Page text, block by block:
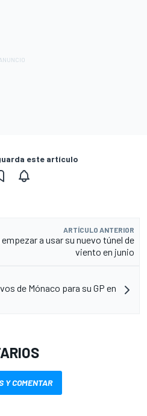
este artículo
ARTÍCULO ANTERIOR
empezar a usar su nuevo túnel de
viento en junio
de Mónaco para su GP en
Y COMENTAR